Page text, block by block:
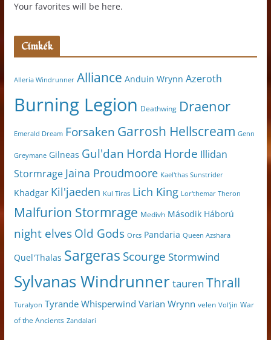
Your favorites will be here.
Címkék
Alleria Windrunner Alliance Anduin Wrynn Azeroth
Burning Legion Deathwing Draenor
Emerald Dream Forsaken Garrosh Hellscream Genn
Greymane Gilneas Gul'dan Horda Horde Illidan
Stormrage Jaina Proudmoore Kael'thas Sunstrider
Khadgar Kil'jaeden Kul Tiras Lich King Lor'themar Theron
Malfurion Stormrage Medivh Második Háború
night elves Old Gods Orcs Pandaria Queen Azshara
Quel'Thalas Sargeras Scourge Stormwind
Sylvanas Windrunnertauren Thrall
Turalyon Tyrande Whisperwind Varian Wrynn velen Vol'jin War
of the Ancients Zandalari